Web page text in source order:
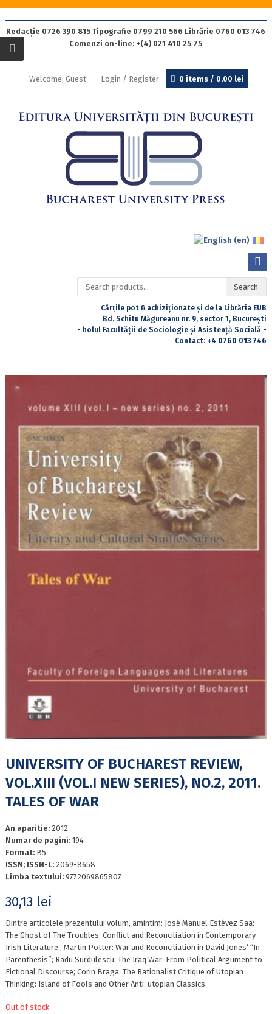
Redacție 0726 390 815 Tipografie 0799 210 566 Librărie 0760 013 746
Comenzi on-line: +(4) 021 410 25 75
Welcome, Guest Login / Register 0 items / 0,00 lei
Search
for:
Search
Cărțile pot fi achiziționate și de la Librăria EUB
Bd. Schitu Măgureanu nr. 9, sector 1, București
- holul Facultății de Sociologie și Asistență Socială -
Contact: +4 0760 013 746
UNIVERSITY OF BUCHAREST REVIEW,
VOL.XIII (VOL.I NEW SERIES), NO.2, 2011.
TALES OF WAR
An aparitie: 2012
Numar de pagini: 194
Format: B5
ISSN; ISSN-L: 2069-8658
Limba textului: 9772069865807
30,13 lei
Dintre articolele prezentului volum, amintim: José Manuel Estévez Saá:
The Ghost of The Troubles: Conflict and Reconciliation in Contemporary
Irish Literature.; Martin Potter: War and Reconciliation in David Jones’ “In
Parenthesis”; Radu Surdulescu: The Iraq War: From Political Argument to
Fictional Discourse; Corin Braga: The Rationalist Critique of Utopian
Thinking: Island of Fools and Other Anti-utopian Classics.
Out of stock